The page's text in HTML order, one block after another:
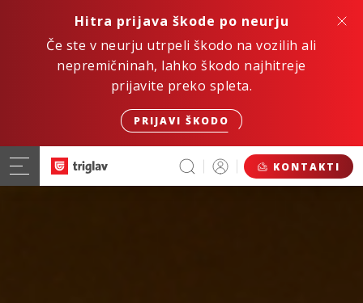
Hitra prijava škode po neurju
Če ste v neurju utrpeli škodo na vozilih ali
nepremičninah, lahko škodo najhitreje
prijavite preko spleta.
PRIJAVI ŠKODO
KONTAKTI